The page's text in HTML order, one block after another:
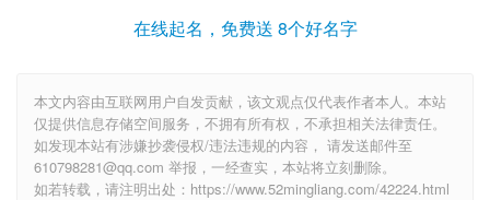
在线起名，免费送 8个好名字
本文内容由互联网用户自发贡献，该文观点仅代表作者本人。本站
仅提供信息存储空间服务，不拥有所有权，不承担相关法律责任。
如发现本站有涉嫌抄袭侵权/违法违规的内容， 请发送邮件至
610798281@qq.com 举报，一经查实，本站将立刻删除。
如若转载，请注明出处：https://www.52mingliang.com/42224.html